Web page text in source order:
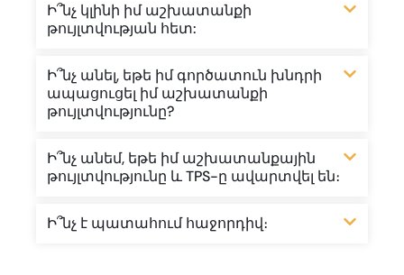
Ի՞նչ կլինի իմ աշխատանքի
թույլտվության հետ:
Ի՞նչ անել, եթե իմ գործատուն խնդրի
ապացուցել իմ աշխատանքի
թույլտվությունը?
Ի՞նչ անեմ, եթե իմ աշխատանքային
թույլտվությունը և TPS-ը ավարտվել են։
Ի՞նչ է պատահում հաջորդիվ։